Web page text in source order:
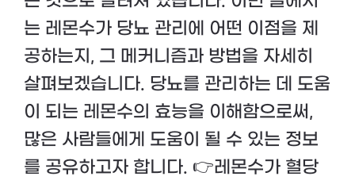
는 레몬수가 당뇨 관리에 어떤 이점을 제
공하는지, 그 메커니즘과 방법을 자세히
살펴보겠습니다. 당뇨를 관리하는 데 도움
이 되는 레몬수의 효능을 이해함으로써,
많은 사람들에게 도움이 될 수 있는 정보
를 공유하고자 합니다. 👉레몬수가 혈당